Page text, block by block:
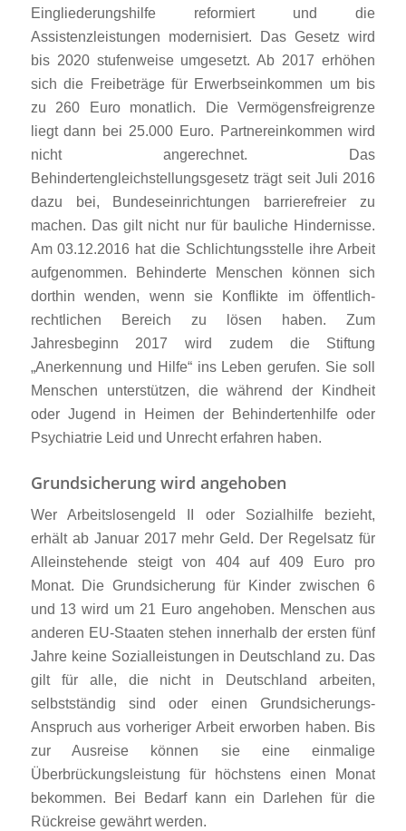
Eingliederungshilfe reformiert und die
Assistenzleistungen modernisiert. Das Gesetz wird
bis 2020 stufenweise umgesetzt. Ab 2017 erhöhen
sich die Freibeträge für Erwerbseinkommen um bis
zu 260 Euro monatlich. Die Vermögensfreigrenze
liegt dann bei 25.000 Euro. Partnereinkommen wird
nicht angerechnet. Das
Behindertengleichstellungsgesetz trägt seit Juli 2016
dazu bei, Bundeseinrichtungen barrierefreier zu
machen. Das gilt nicht nur für bauliche Hindernisse.
Am 03.12.2016 hat die Schlichtungsstelle ihre Arbeit
aufgenommen. Behinderte Menschen können sich
dorthin wenden, wenn sie Konflikte im öffentlich-
rechtlichen Bereich zu lösen haben. Zum
Jahresbeginn 2017 wird zudem die Stiftung
„Anerkennung und Hilfe“ ins Leben gerufen. Sie soll
Menschen unterstützen, die während der Kindheit
oder Jugend in Heimen der Behindertenhilfe oder
Psychiatrie Leid und Unrecht erfahren haben.
Grundsicherung wird angehoben
Wer Arbeitslosengeld II oder Sozialhilfe bezieht,
erhält ab Januar 2017 mehr Geld. Der Regelsatz für
Alleinstehende steigt von 404 auf 409 Euro pro
Monat. Die Grundsicherung für Kinder zwischen 6
und 13 wird um 21 Euro angehoben. Menschen aus
anderen EU-Staaten stehen innerhalb der ersten fünf
Jahre keine Sozialleistungen in Deutschland zu. Das
gilt für alle, die nicht in Deutschland arbeiten,
selbstständig sind oder einen Grundsicherungs-
Anspruch aus vorheriger Arbeit erworben haben. Bis
zur Ausreise können sie eine einmalige
Überbrückungsleistung für höchstens einen Monat
bekommen. Bei Bedarf kann ein Darlehen für die
Rückreise gewährt werden.